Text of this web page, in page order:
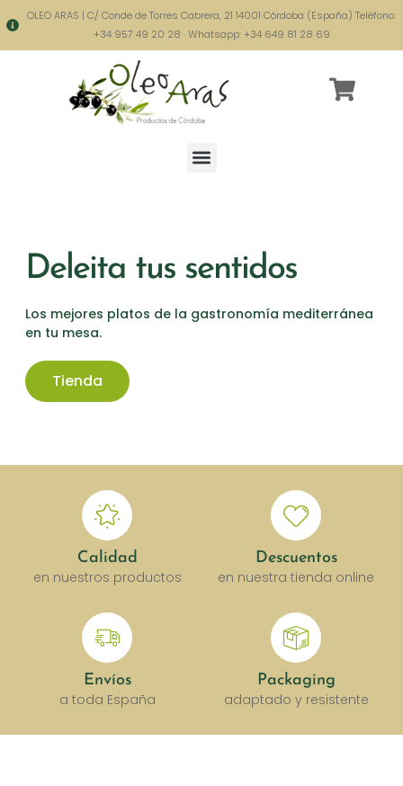
OLEO ARAS | C/ Conde de Torres Cabrera, 21 14001 Córdoba (España) Teléfono:
+34 957 49 20 28 · Whatsapp: +34 649 81 28 69
Deleita tus sentidos
Los mejores platos de la gastronomía mediterránea
en tu mesa.
Tienda
Calidad
en nuestros productos
Descuentos
en nuestra tienda online
Envíos
a toda España
Packaging
adaptado y resistente